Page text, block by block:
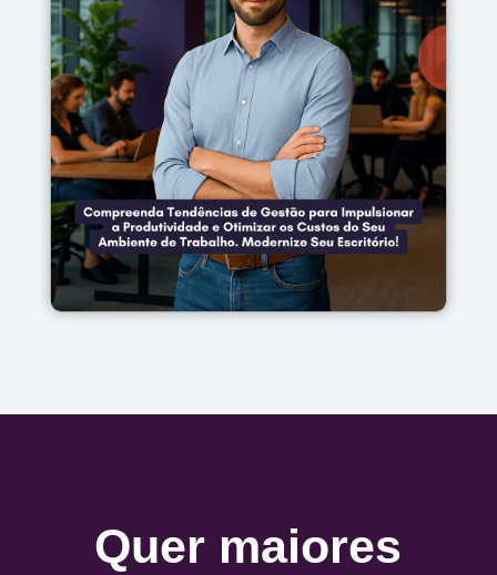
Quer maiores